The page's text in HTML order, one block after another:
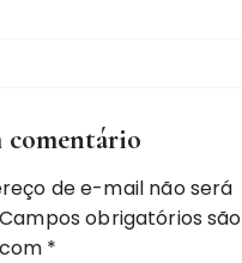
comentário
de e-mail não será
Campos obrigatórios são
*